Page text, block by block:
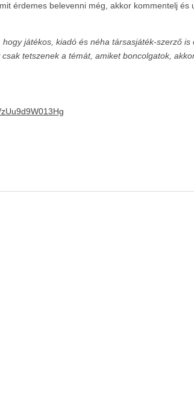
érdemes belevenni még, akkor kommentelj és
játékos, kiadó és néha társasjáték-szerző is
tetszenek a témát, amiket boncolgatok,